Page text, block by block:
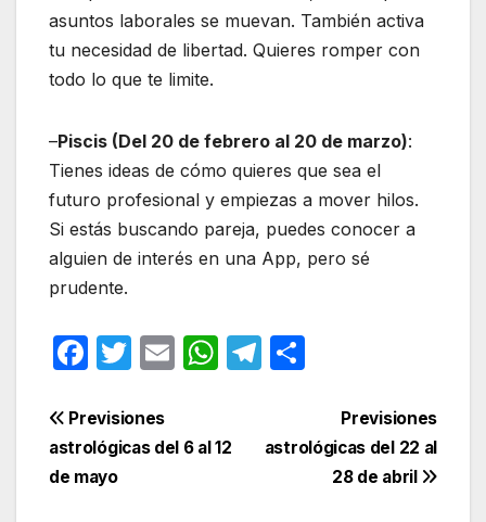
asuntos laborales se muevan. También activa
tu necesidad de libertad. Quieres romper con
todo lo que te limite.
–Piscis (Del 20 de febrero al 20 de marzo):
Tienes ideas de cómo quieres que sea el
futuro profesional y empiezas a mover hilos.
Si estás buscando pareja, puedes conocer a
alguien de interés en una App, pero sé
prudente.
F
c
e
b
T
itt
er
E
W
s
T
gr p
ar
Navegación
de
Previsiones
astrológicas del 22 al
28 de abril
Previsiones
astrológicas del 6 al 12
de mayo